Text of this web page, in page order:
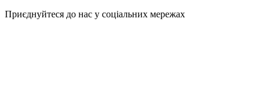
Приєднуйтеся до нас у соціальних мережах